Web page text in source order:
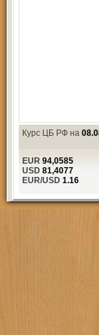
Курс ЦБ РФ на
EUR 94,0585
USD 81,4077
EUR/USD 1.16